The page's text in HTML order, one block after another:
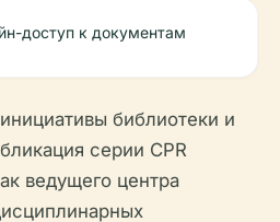
доступ к документам
библиотеки и
серии CPR
ведущего центра